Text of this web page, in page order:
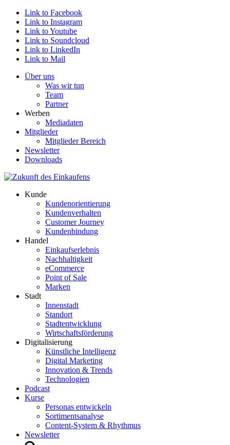
Link to Facebook
Link to Instagram
Link to Youtube
Link to Soundcloud
Link to LinkedIn
Link to Mail
Über uns
Was wir tun
Team
Partner
Werben
Mediadaten
Mitglieder
Mitglieder Bereich
Newsletter
Downloads
Kunde
Kundenorientierung
Kundenverhalten
Customer Journey
Kundenbindung
Handel
Einkaufserlebnis
Nachhaltigkeit
eCommerce
Point of Sale
Marken
Stadt
Innenstadt
Standort
Stadtentwicklung
Wirtschaftsförderung
Digitalisierung
Künstliche Intelligenz
Digital Marketing
Innovation & Trends
Technologien
Podcast
Kurse
Personas entwickeln
Sortimentsanalyse
Content-System & Rhythmus
Newsletter